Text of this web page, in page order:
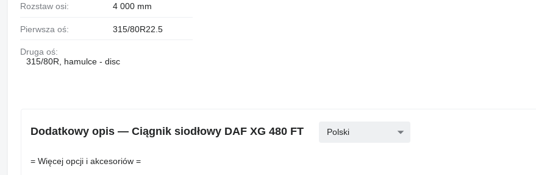
Rozstaw osi: 4 000 mm
Pierwsza oś: 315/80R22.5
Druga oś:
315/80R, hamulce - disc
Dodatkowy opis — Ciągnik siodłowy DAF XG 480 FT Polski
= Więcej opcji i akcesoriów =